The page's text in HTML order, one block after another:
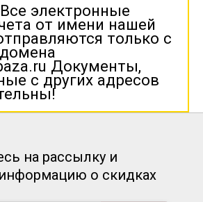
электронные
от имени нашей
только с
Документы,
с других адресов
на рассылку и
о скидках